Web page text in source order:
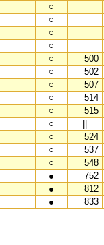
○
○
○
○
○
500
○
502
○
507
○
514
○
515
○
○
524
○
537
○
548
●
752
●
812
● 833